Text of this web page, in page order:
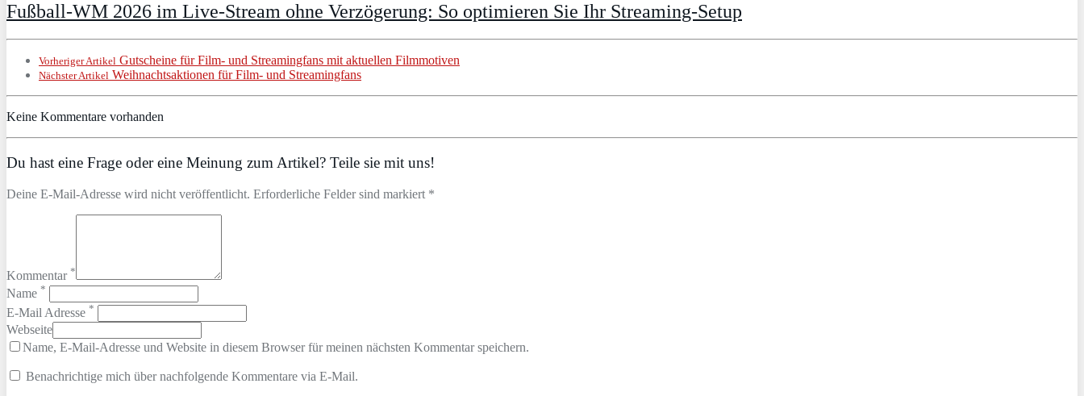
Fußball-WM 2026 im Live-Stream ohne Verzögerung: So optimieren Sie Ihr Streaming-Setup
Vorheriger Artikel Gutscheine für Film- und Streamingfans mit aktuellen Filmmotiven
Nächster Artikel Weihnachtsaktionen für Film- und Streamingfans
Keine Kommentare vorhanden
Du hast eine Frage oder eine Meinung zum Artikel? Teile sie mit uns!
Deine E-Mail-Adresse wird nicht veröffentlicht. Erforderliche Felder sind markiert *
Kommentar *
Name *
E-Mail Adresse *
Webseite
Name, E-Mail-Adresse und Website in diesem Browser für meinen nächsten Kommentar speichern.
Benachrichtige mich über nachfolgende Kommentare via E-Mail.